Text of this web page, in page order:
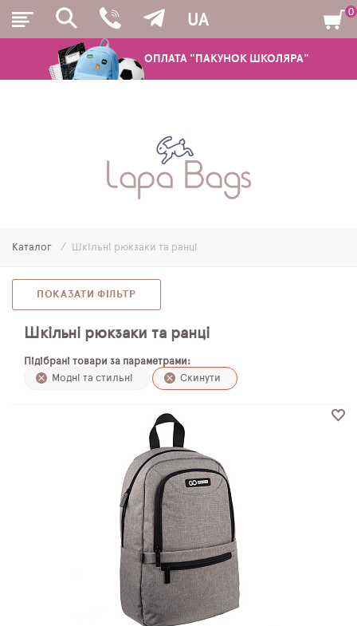
ОПЛАТА "ПАКУНОК ШКОЛЯРА"
UA
ШКІЛЬНІ РЮКЗАКИ ТА РАНЦІ
МОЛОДІЖНІ РЮКЗАКИ
ПЕНАЛИ
МІШКИ ДЛЯ ВЗУТТЯ
ПЛЯШКИ ДЛЯ ВОДИ
0
Каталог Шкільні рюкзаки та ранці
ПОКАЗАТИ ФІЛЬТР
Шкільні рюкзаки та ранці
Підібрані товари за параметрами:
Модні та стильні
Скинути